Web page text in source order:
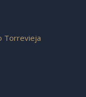
Torrevieja